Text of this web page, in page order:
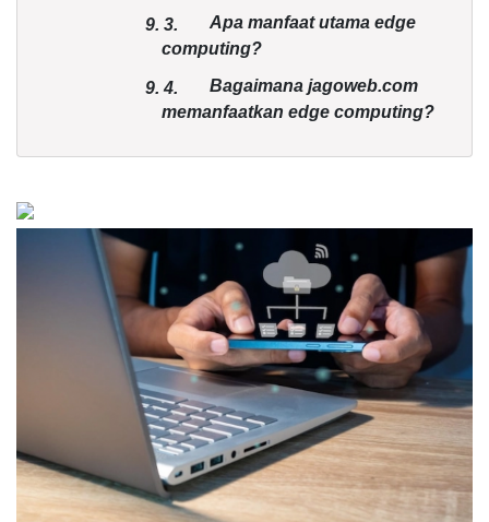
9. 3.
Apa manfaat utama edge
computing?
9.4.
Bagaimana jagoweb.com
memanfaatkan edge computing?